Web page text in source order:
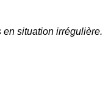
en situation irrégulière.